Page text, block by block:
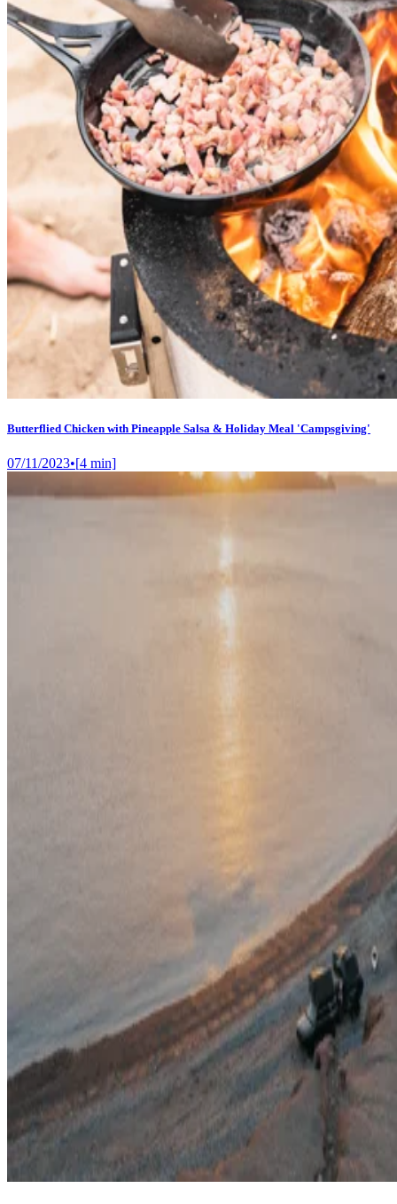
Butterflied Chicken with Pineapple Salsa & Holiday Meal 'Campsgiving'
07/11/2023•[4 min]